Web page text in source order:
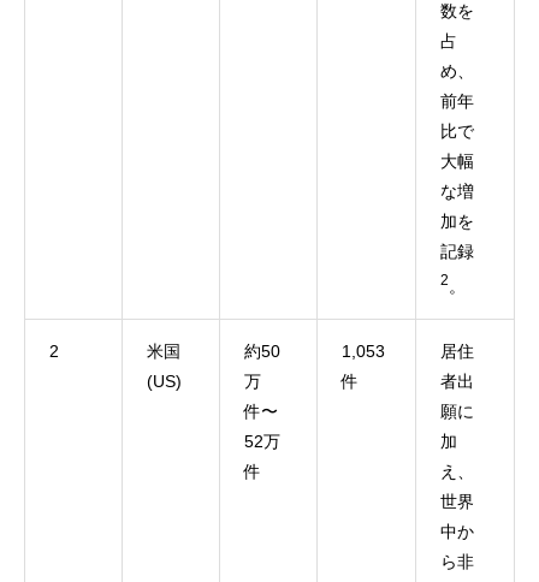
数を
占
め、
前年
比で
大幅
な増
加を
記録
2 。
2
米国
(US)
約50
万
件〜
52万
件
1,053
件
居住
者出
願に
加
え、
世界
中か
ら非